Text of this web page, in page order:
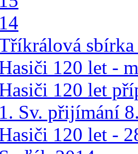
120 let -
120 let
1. Sv. přijímání
120 let -